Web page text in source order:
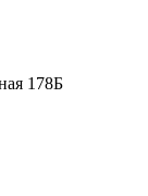
178Б